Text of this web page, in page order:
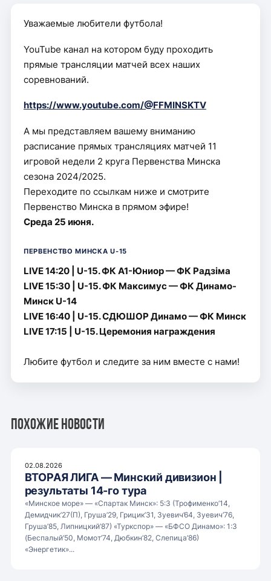
Уважаемые любители футбола!
YouTube канал на котором буду проходить
прямые трансляции матчей всех наших
соревнований.
https://www.youtube.com/@FFMINSKTV
А мы представляем вашему вниманию
расписание прямых трансляциях матчей 11
игровой недели 2 круга Первенства Минска
сезона 2024/2025.
Переходите по ссылкам ниже и смотрите
Первенство Минска в прямом эфире!
Среда 25 июня.
ПЕРВЕНСТВО МИНСКА U-15
LIVE 14:20 | U-15. ФК А1-Юниор — ФК Радзiма
LIVE 15:30 | U-15. ФК Максимус — ФК Динамо-
Минск U-14
LIVE 16:40 | U-15. СДЮШОР Динамо — ФК Минск
LIVE 17:15 | U-15. Церемония награждения
Любите футбол и следите за ним вместе с нами!
Похожие новости
02.08.2026
ВТОРАЯ ЛИГА — Минский дивизион |
результаты 14-го тура
«Минское море» — «Спартак Минск»: 5:3 (Трофименко’14,
Демидчик’27(П), Груша’29, Грицик’31, Зуевич’64, Зуевич’76,
Груша’85, Липницкий’87) «Туркспор» — «БФСО Динамо»: 1:3
(Беспалый’50, Момот’74, Дюбкин’82, Слепица’86)
«Энергетик»...